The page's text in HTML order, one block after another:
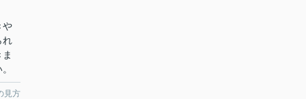
や
れ
見方